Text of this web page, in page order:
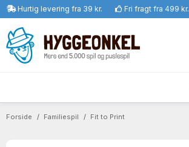
Hurtig levering fra 39 kr. Fri fragt fra 499 kr.
Forside Familiespil Fit to Print